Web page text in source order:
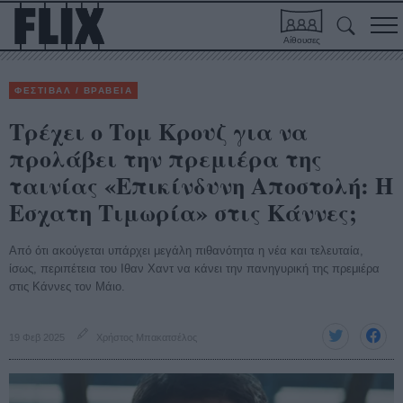
Αίθουσες
ΦΕΣΤΙΒΑΛ / ΒΡΑΒΕΙΑ
Τρέχει ο Τομ Κρουζ για να
προλάβει την πρεμιέρα της
ταινίας «Επικίνδυνη Αποστολή: Η
Εσχατη Τιμωρία» στις Κάννες;
Από ότι ακούγεται υπάρχει μεγάλη πιθανότητα η νέα και τελευταία,
ίσως, περιπέτεια του Ιθαν Χαντ να κάνει την πανηγυρική της πρεμιέρα
στις Κάννες τον Μάιο.
19 Φεβ 2025 Χρήστος Μπακατσέλος